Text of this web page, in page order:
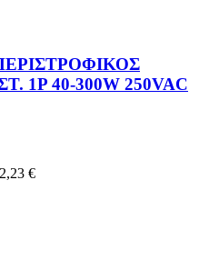
1P 40-300W 250VAC
€